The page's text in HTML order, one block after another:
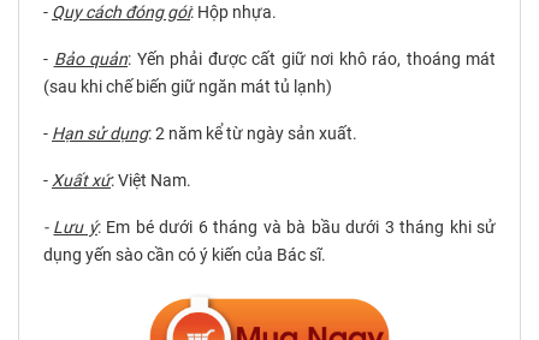
- Quy cách đóng gói: Hộp nhựa.
- Bảo quản: Yến phải được cất giữ nơi khô ráo, thoáng mát
(sau khi chế biến giữ ngăn mát tủ lạnh)
- Hạn sử dụng:2 năm kể từ ngày sản xuất.
- Xuất xứ:Việt Nam.
- Lưu ý: Em bé dưới 6 tháng và bà bầu dưới 3 tháng khi sử
dụng yến sào cần có ý kiến của Bác sĩ.